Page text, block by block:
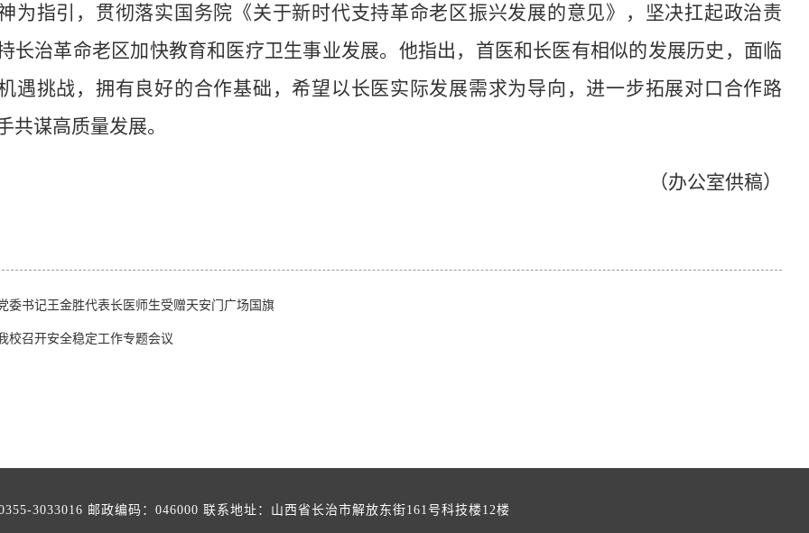
为指引，贯彻落实国务院《关于新时代支持革命老区振兴发展的意见》，坚决扛起政治责
长治革命老区加快教育和医疗卫生事业发展。他指出，首医和长医有相似的发展历史，面临
遇挑战，拥有良好的合作基础，希望以长医实际发展需求为导向，进一步拓展对口合作路
共谋高质量发展。
（办公室供稿）
委书记王金胜代表长医师生受赠天安门广场国旗
校召开安全稳定工作专题会议
3033016 邮政编码：046000 联系地址：山西省长治市解放东街161号科技楼12楼